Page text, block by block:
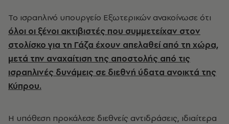
Το ισραηλινό υπουργείο Εξωτερικών ανακοίνωσε ότι
όλοι οι ξένοι ακτιβιστές που συμμετείχαν στον
στολίσκο για τη Γάζα έχουν απελαθεί από τη χώρα,
μετά την αναχαίτιση της αποστολής από τις
ισραηλινές δυνάμεις σε διεθνή ύδατα ανοικτά της
Κύπρου.
Η υπόθεση προκάλεσε διεθνείς αντιδράσεις, ιδιαίτερα